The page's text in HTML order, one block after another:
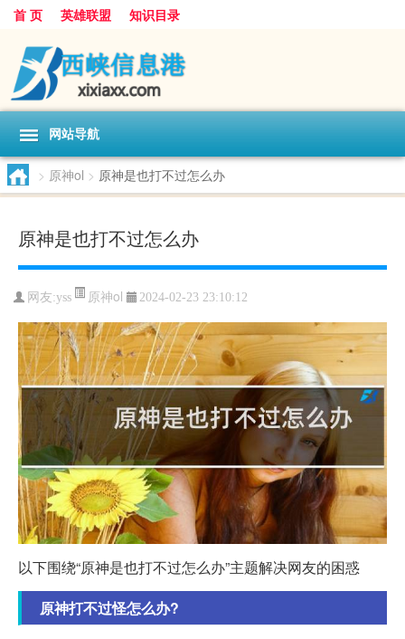
首 页 英雄联盟 知识目录
网站导航
> 原神ol > 原神是也打不过怎么办
原神是也打不过怎么办
网友:yss 原神ol 2024-02-23 23:10:12
以下围绕“原神是也打不过怎么办”主题解决网友的困惑
原神打不过怪怎么办?